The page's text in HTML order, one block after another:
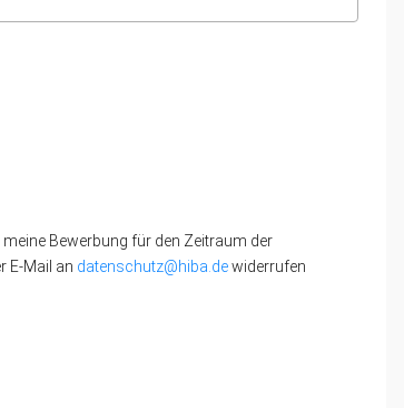
Bewerbung für den Zeitraum der
E-Mail an datenschutz@hiba.dewiderrufen